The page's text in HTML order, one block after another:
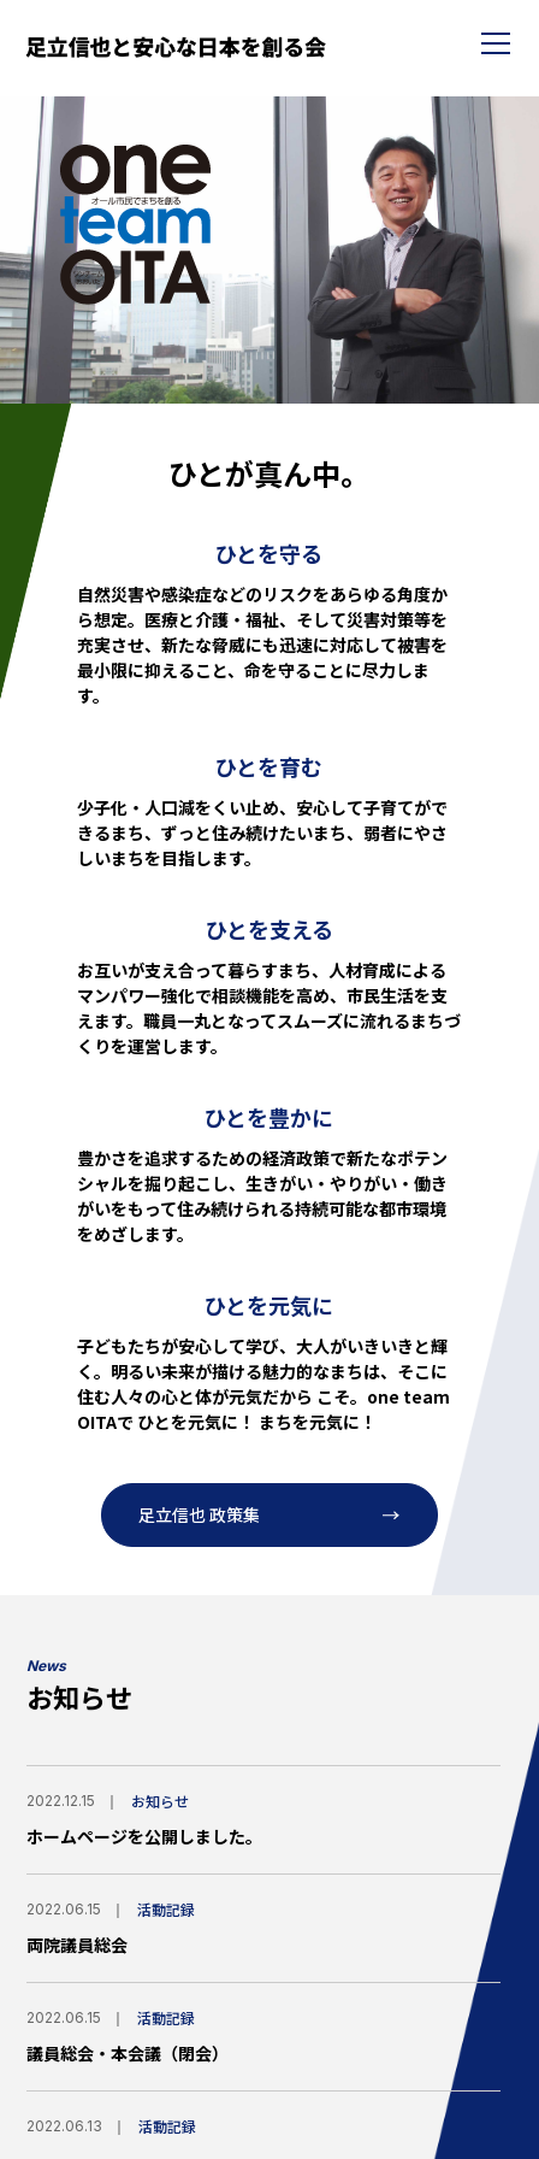
ひとが真ん中。
ひとを守る
自然災害や感染症などのリスクをあらゆる角度か
ら想定。医療と介護・福祉、そして災害対策等を
充実させ、新たな脅威にも迅速に対応して被害を
最小限に抑えること、命を守ることに尽力しま
す。
ひとを育む
少子化・人口減をくい止め、安心して子育てがで
きるまち、ずっと住み続けたいまち、弱者にやさ
しいまちを目指します。
ひとを支える
お互いが支え合って暮らすまち、人材育成による
マンパワー強化で相談機能を高め、市民生活を支
えます。職員一丸となってスムーズに流れるまちづ
くりを運営します。
ひとを豊かに
豊かさを追求するための経済政策で新たなポテン
シャルを掘り起こし、生きがい・やりがい・働き
がいをもって住み続けられる持続可能な都市環境
をめざします。
ひとを元気に
子どもたちが安心して学び、大人がいきいきと輝
く。明るい未来が描ける魅力的なまちは、そこに
住む人々の心と体が元気だから こそ。one team
OITAで ひとを元気に！ まちを元気に！
足立信也 政策集
News
お知らせ
2022.12.15 お知らせ
ホームページを公開しました。
2022.06.15 活動記録
両院議員総会
2022.06.15 活動記録
議員総会・本会議（閉会）
2022.06.13 活動記録